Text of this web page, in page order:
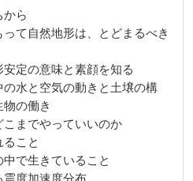
から
て自然地形は、とどまるべき
定の意味と素顔を知る
の水と空気の動きと土壌の構
の働き
こまでやっていいのか
こと
で生きていること
震度加速度分布